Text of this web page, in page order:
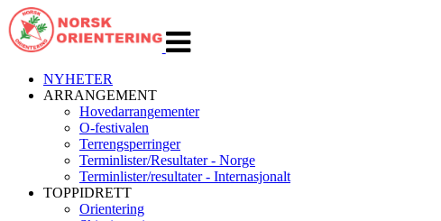
navigasjon
NYHETER
ARRANGEMENT
Hovedarrangementer
O-festivalen
Terrengsperringer
Terminlister/Resultater - Norge
Terminlister/resultater - Internasjonalt
TOPPIDRETT
Orientering